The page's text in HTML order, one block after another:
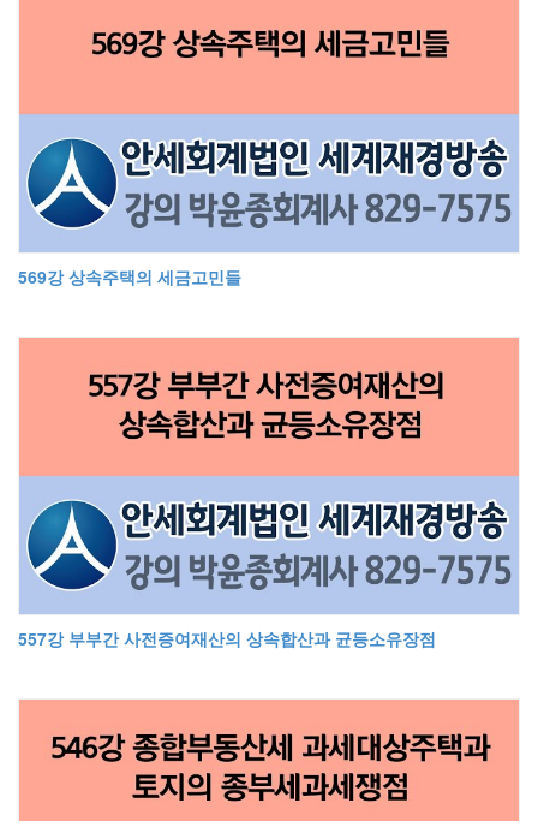
569강 상속주택의 세금고민들
557강 부부간 사전증여재산의 상속합산과 균등소유장점